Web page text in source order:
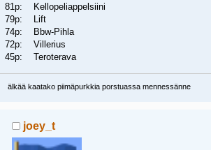
81p: Kellopeliappelsiini
79p: Lift
74p: Bbw-Pihla
72p: Villerius
45p: Teroterava
älkää kaatako piimäpurkkia porstuassa mennessänne
joey_t